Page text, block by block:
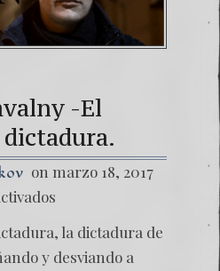
-El
on marzo 18, 2017
la dictadura de
y desviando a